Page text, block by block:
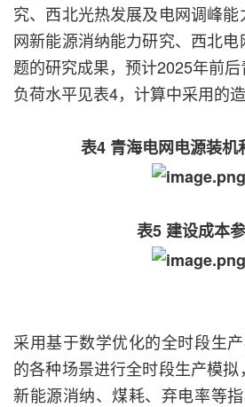
究、西北光热发展及电网调峰
网新能源消纳能力研究、西北
题的研究成果，预计2025年前
负荷水平见表4，计算中采用的
表4 青海电网电源装机
表5 建设成本
采用基于数学优化的全时段生
的各种场景进行全时段生产模
新能源消纳、煤耗、弃电率等